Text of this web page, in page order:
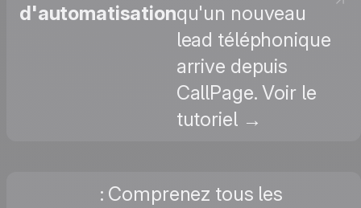
d'automatisationqu'un nouveau
lead téléphonique
arrive depuis
CallPage. Voir le
tutoriel →
: Comprenez tous les